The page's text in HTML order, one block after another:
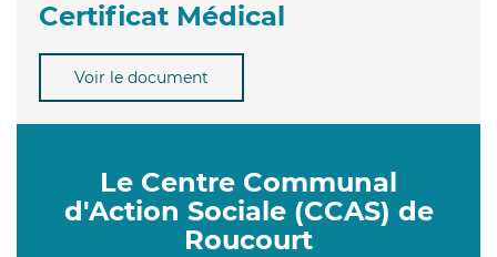
Certificat Médical
Voir le document
Le Centre Communal
d'Action Sociale (CCAS) de
Roucourt